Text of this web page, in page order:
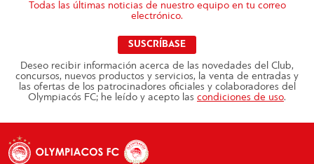
Todas las últimas noticias de nuestro equipo en tu correo
electrónico.
SUSCRÍBASE
Deseo recibir información acerca de las novedades del Club,
concursos, nuevos productos y servicios, la venta de entradas y
las ofertas de los patrocinadores oficiales y colaboradores del
Olympiacós FC; he leído y acepto las condiciones de uso.